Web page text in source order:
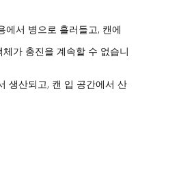
서 병으로 흘러들고, 캔에
가 충진을 계속할 수 없습니
생산되고, 캔 입 공간에서 산